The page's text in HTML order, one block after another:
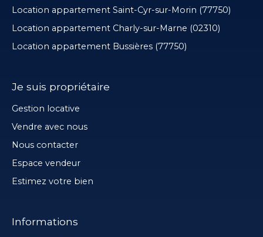
Location appartement Saint-Cyr-sur-Morin (77750)
Location appartement Charly-sur-Marne (02310)
Location appartement Bussières (77750)
Je suis propriétaire
Gestion locative
Vendre avec nous
Nous contacter
Espace vendeur
Estimez votre bien
Informations